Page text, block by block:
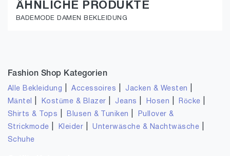
ÄHNLICHE PRODUKTE
BADEMODE DAMEN BEKLEIDUNG
Fashion Shop Kategorien
Alle Bekleidung |Accessoires Jacken & Westen
Mäntel Kostüme & Blazer Jeans Hosen Röcke
Shirts & Tops Blusen & Tuniken
Pullover &
Strickmode
Kleider |Unterwäsche & Nachtwäsche
Schuhe